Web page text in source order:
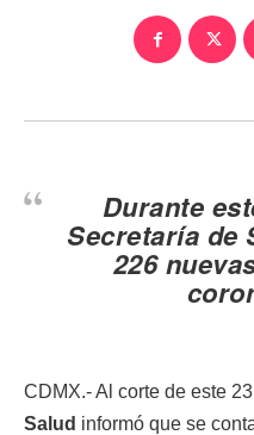
Durante
Secretaría de
226
CDMX.- Al corte de este
Salud informó que se